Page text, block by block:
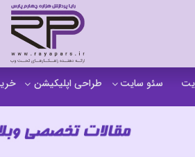
سئو سایت
آنالیز سایت
طراحی اپلیکیشن
اپلیکیشن فروشگاهی